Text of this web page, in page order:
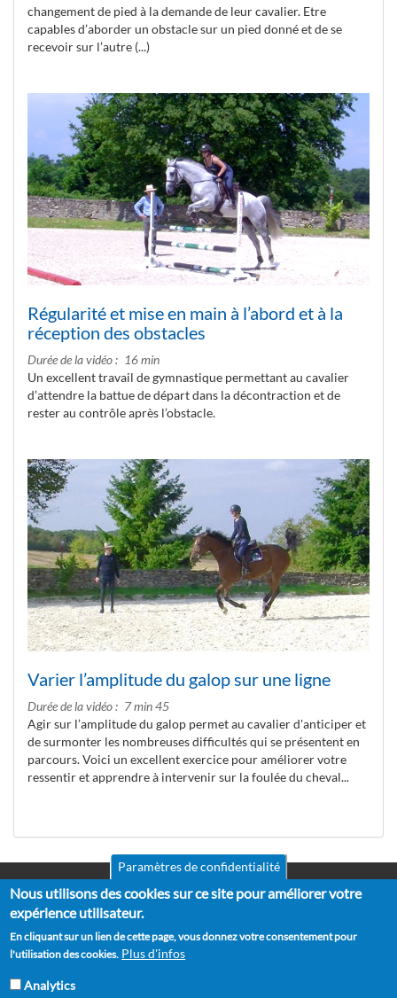
changement de pied à la demande de leur cavalier. Etre
capables d’aborder un obstacle sur un pied donné et de se
recevoir sur l’autre (...)
Régularité et mise en main à l’abord et à la
réception des obstacles
Durée de la vidéo
16 min
Un excellent travail de gymnastique permettant au cavalier
d’attendre la battue de départ dans la décontraction et de
rester au contrôle après l’obstacle.
Varier l’amplitude du galop sur une ligne
Durée de la vidéo
7 min 45
Agir sur l’amplitude du galop permet au cavalier d'anticiper et
de surmonter les nombreuses difficultés qui se présentent en
parcours. Voici un excellent exercice pour améliorer votre
ressentir et apprendre à intervenir sur la foulée du cheval...
Pied
de
page
Mentions légales
CGV
Politique de confidentialité
Politique de cookies
Paramètres de confidentialité
Nous utilisons des cookies sur ce site pour améliorer votre
expérience utilisateur.
En cliquant sur un lien de cette page, vous donnez votre consentement pour
l'utilisation des cookies. Plus d'infos
Analytics